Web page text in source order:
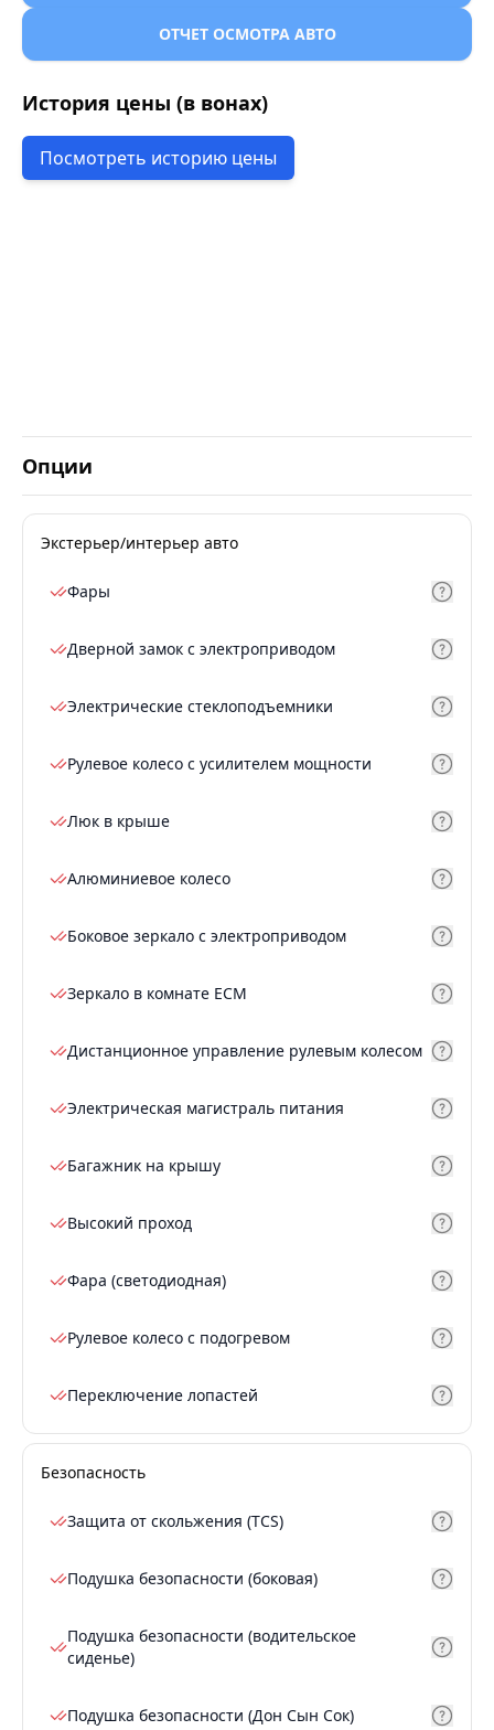
ОТЧЕТ ОСМОТРА АВТО
История цены (в вонах)
Посмотреть историю цены
Опции
Экстерьер/интерьер авто
Фары
Дверной замок с электроприводом
Электрические стеклоподъемники
Рулевое колесо с усилителем мощности
Люк в крыше
Алюминиевое колесо
Боковое зеркало с электроприводом
Зеркало в комнате ECM
Дистанционное управление рулевым колесом
Электрическая магистраль питания
Багажник на крышу
Высокий проход
Фара (светодиодная)
Рулевое колесо с подогревом
Переключение лопастей
Безопасность
Защита от скольжения (TCS)
Подушка безопасности (боковая)
Подушка безопасности (водительское
сиденье)
Подушка безопасности (Дон Сын Сок)